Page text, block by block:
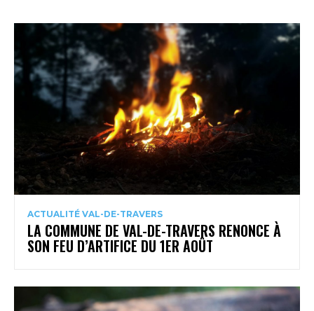
ACTUALITÉ VAL-DE-TRAVERS
LA COMMUNE DE VAL-DE-TRAVERS RENONCE À
SON FEU D’ARTIFICE DU 1ER AOÛT